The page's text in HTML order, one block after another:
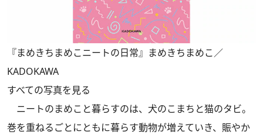
『まめきちまめこニートの日常』まめきちまめこ／
KADOKAWA
すべての写真を見る
ニートのまめこと暮らすのは、犬のこまちと猫のタビ。
巻を重ねるごとにともに暮らす動物が増えていき、賑やか